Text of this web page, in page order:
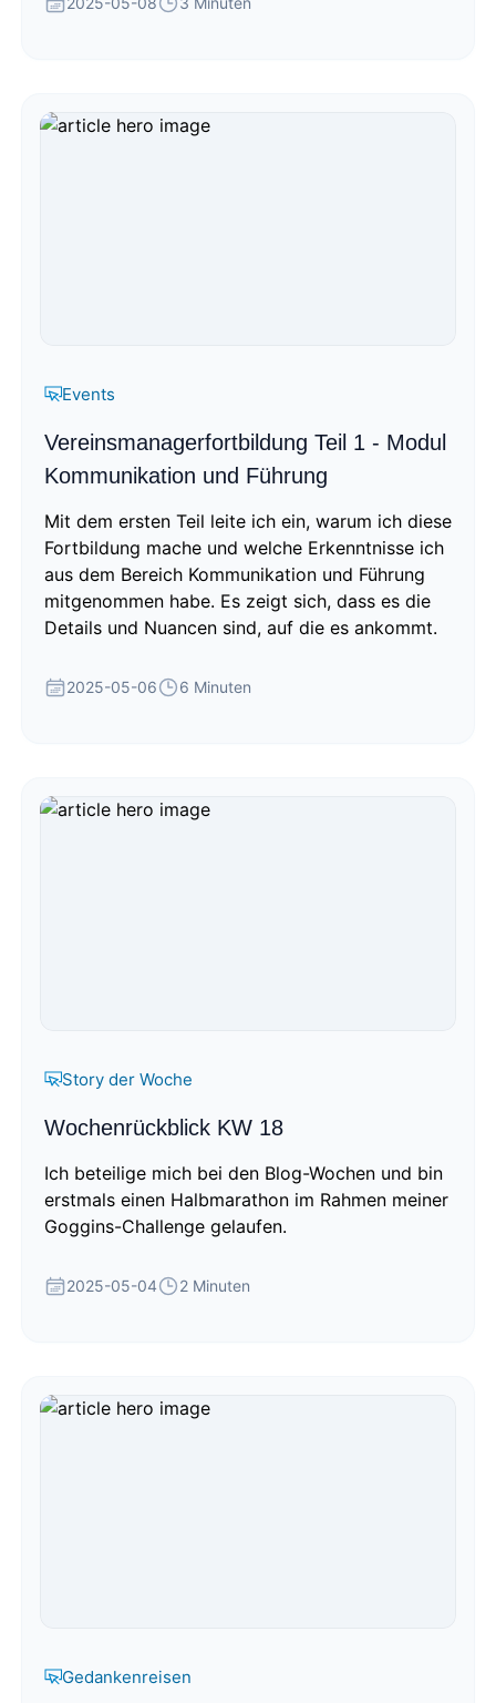
Events
Vereinsmanagerfortbildung Teil 1 - Modul
Kommunikation und Führung
Mit dem ersten Teil leite ich ein, warum ich diese
Fortbildung mache und welche Erkenntnisse ich
aus dem Bereich Kommunikation und Führung
mitgenommen habe. Es zeigt sich, dass es die
Details und Nuancen sind, auf die es ankommt.
2025-05-06 6 Minuten
Story der Woche
Wochenrückblick KW 18
Ich beteilige mich bei den Blog-Wochen und bin
erstmals einen Halbmarathon im Rahmen meiner
Goggins-Challenge gelaufen.
2025-05-04 2 Minuten
Gedankenreisen